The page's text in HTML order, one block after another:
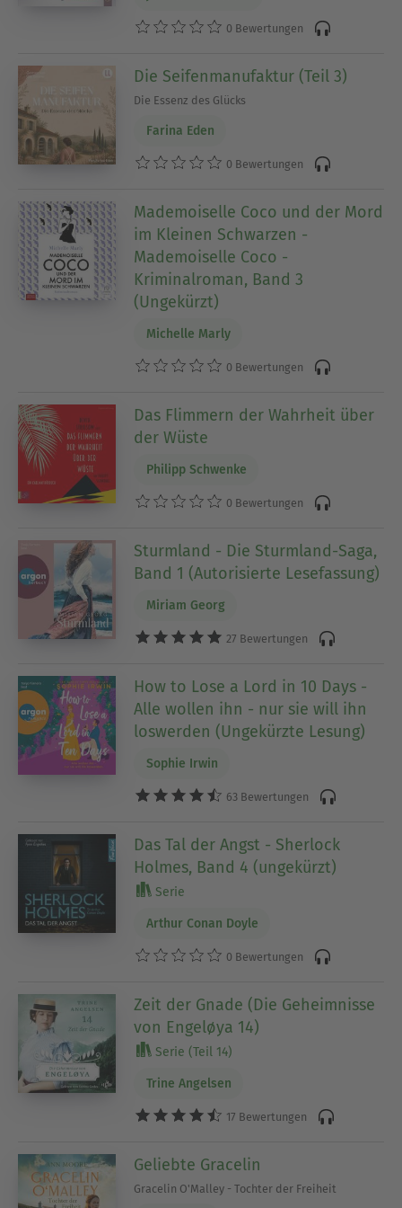
0 Bewertungen
Die Seifenmanufaktur (Teil 3)
Die Essenz des Glücks
Farina Eden
0 Bewertungen
Mademoiselle Coco und der Mord
im Kleinen Schwarzen -
Mademoiselle Coco -
Kriminalroman, Band 3
(Ungekürzt)
Michelle Marly
0 Bewertungen
Das Flimmern der Wahrheit über
der Wüste
Philipp Schwenke
0 Bewertungen
Sturmland - Die Sturmland-Saga,
Band 1 (Autorisierte Lesefassung)
Miriam Georg
27 Bewertungen
How to Lose a Lord in 10 Days -
Alle wollen ihn - nur sie will ihn
loswerden (Ungekürzte Lesung)
Sophie Irwin
63 Bewertungen
Das Tal der Angst - Sherlock
Holmes, Band 4 (ungekürzt)
Serie
Arthur Conan Doyle
0 Bewertungen
Zeit der Gnade (Die Geheimnisse
von Engeløya 14)
Serie (Teil 14)
Trine Angelsen
17 Bewertungen
Geliebte Gracelin
Gracelin O'Malley - Tochter der Freiheit